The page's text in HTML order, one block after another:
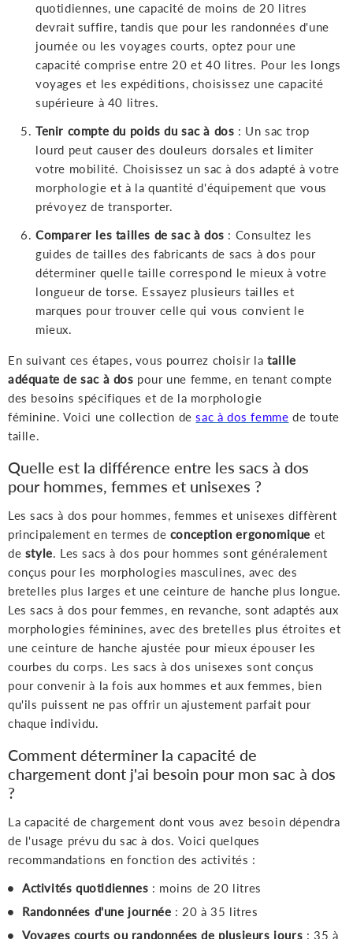
quotidiennes, une capacité de moins de 20 litres
devrait suffire, tandis que pour les randonnées d'une
journée ou les voyages courts, optez pour une
capacité comprise entre 20 et 40 litres. Pour les longs
voyages et les expéditions, choisissez une capacité
supérieure à 40 litres.
Tenir compte du poids du sac à dos : Un sac trop
lourd peut causer des douleurs dorsales et limiter
votre mobilité. Choisissez un sac à dos adapté à votre
morphologie et à la quantité d'équipement que vous
prévoyez de transporter.
Comparer les tailles de sac à dos : Consultez les
guides de tailles des fabricants de sacs à dos pour
déterminer quelle taille correspond le mieux à votre
longueur de torse. Essayez plusieurs tailles et
marques pour trouver celle qui vous convient le
mieux.
En suivant ces étapes, vous pourrez choisir lataille
adéquate de sac à dos pour une femme, en tenant compte
des besoins spécifiques et de la morphologie
féminine. Voici une collection desac à dosfemme de toute
taille.
Quelle est la différence entre les sacs à dos
pour hommes, femmes et unisexes ?
Les sacs à dos pour hommes, femmes et unisexes diffèrent
principalement en termes de conception ergonomique et
de style. Les sacs à dos pour hommes sont généralement
conçus pour les morphologies masculines, avec des
bretelles plus larges et une ceinture de hanche plus longue.
Les sacs à dos pour femmes, en revanche, sont adaptés aux
morphologies féminines, avec des bretelles plus étroites et
une ceinture de hanche ajustée pour mieux épouser les
courbes du corps. Les sacs à dos unisexes sont conçus
pour convenir à la fois aux hommes et aux femmes, bien
qu'ils puissent ne pas offrir un ajustement parfait pour
chaque individu.
Comment déterminer la capacité de
chargement dont j'ai besoin pour mon sac à dos
?
La capacité de chargement dont vous avez besoin dépendra
de l'usage prévu du sac à dos. Voici quelques
recommandations en fonction des activités :
Activités quotidiennes : moins de 20 litres
Randonnées d'une journée : 20 à 35 litres
Voyages courts ou randonnées de plusieurs jours : 35 à